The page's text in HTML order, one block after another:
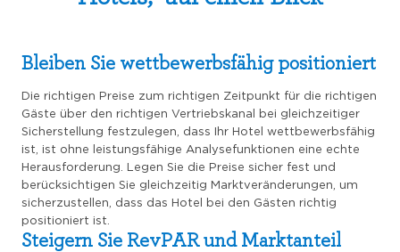
Bleiben Sie wettbewerbsfähig positioniert
Die richtigen Preise zum richtigen Zeitpunkt für die richtigen
Gäste über den richtigen Vertriebskanal bei gleichzeitiger
Sicherstellung festzulegen, dass Ihr Hotel wettbewerbsfähig
ist, ist ohne leistungsfähige Analysefunktionen eine echte
Herausforderung. Legen Sie die Preise sicher fest und
berücksichtigen Sie gleichzeitig Marktveränderungen, um
sicherzustellen, dass das Hotel bei den Gästen richtig
positioniert ist.
Steigern Sie RevPAR und Marktanteil